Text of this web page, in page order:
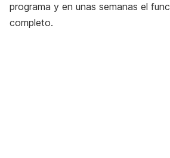
programa y en unas semanas el
completo.